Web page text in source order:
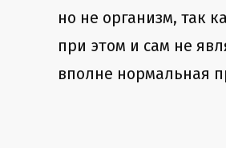
но не организм, так
при этом и сам не
вполне нормальная